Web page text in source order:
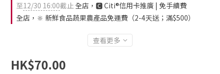
至12/30 16:00截止全店，🅲 Citi®信用卡推廣 | 免手續費
全店，🔆 新鮮食品蔬果農產品免運費（2-4天送；滿$500）
查看更多
HK$70.00